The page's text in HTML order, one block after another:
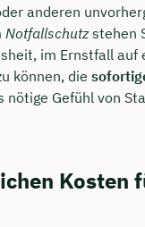
anderen
Notfallschutzstehen
im Ernstfall auf
können, die
nötige Gefühl von
Kosten